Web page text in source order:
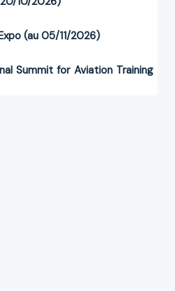
(au 05/11/2026)
Summit for Aviation Training